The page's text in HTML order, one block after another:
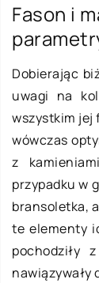
Fason i
Dobierając
uwagi na
wszystkim jej
wówczas
z
przypadku w
bransoletka,
te elementy
pochodziły
nawiązywały